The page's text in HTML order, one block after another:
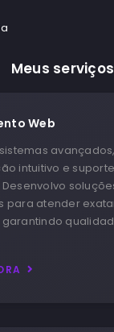
Meus serviços
Web
intuitivo e
para atender